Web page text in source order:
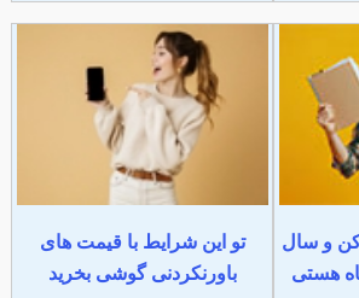
و سال
هستی
تو این شرایط با قیمت های
باورنکردنی گوشی بخرید